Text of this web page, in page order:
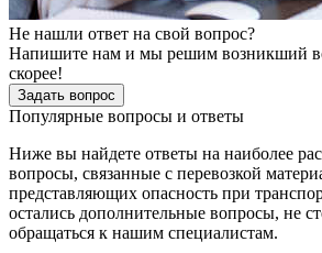
Не нашли ответ на свой вопрос?
Напишите нам и мы решим возникший
скорее!
Задать вопрос
Популярные вопросы и ответы
Ниже вы найдете ответы на наиболее
вопросы, связанные с перевозкой
представляющих опасность при
остались дополнительные вопросы, не
обращаться к нашим специалистам.